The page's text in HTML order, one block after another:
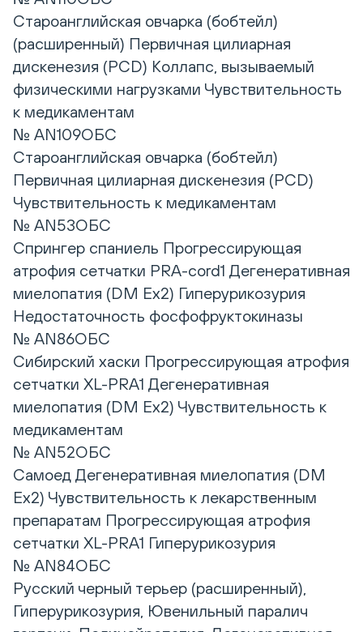
Староанглийская овчарка (бобтейл)
(расширенный) Первичная цилиарная
дискенезия (PCD) Коллапс, вызываемый
физическими нагрузками Чувствительность
к медикаментам
№ AN109ОБС
Староанглийская овчарка (бобтейл)
Первичная цилиарная дискенезия (PCD)
Чувствительность к медикаментам
№ AN53ОБС
Спрингер спаниель Прогрессирующая
атрофия сетчатки PRA-cord1 Дегенеративная
миелопатия (DM Ex2) Гиперурикозурия
Недостаточность фосфофруктокиназы
№ AN86ОБС
Сибирский хаски Прогрессирующая атрофия
сетчатки XL-PRA1 Дегенеративная
миелопатия (DM Ex2) Чувствительность к
медикаментам
№ AN52ОБС
Самоед Дегенеративная миелопатия (DM
Ex2) Чувствительность к лекарственным
препаратам Прогрессирующая атрофия
сетчатки XL-PRA1 Гиперурикозурия
№ AN84ОБС
Русский черный терьер (расширенный),
Гиперурикозурия, Ювенильный паралич